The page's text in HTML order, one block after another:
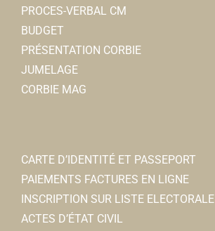
PROCES-VERBAL CM
BUDGET
PRÉSENTATION CORBIE
JUMELAGE
CORBIE MAG
CARTE D’IDENTITÉ ET PASSEPORT
PAIEMENTS FACTURES EN LIGNE
INSCRIPTION SUR LISTE ELECTORALE
ACTES D’ÉTAT CIVIL